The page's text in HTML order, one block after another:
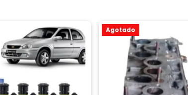
Agotado